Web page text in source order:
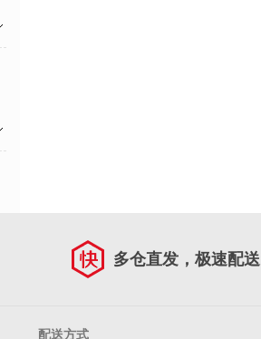
多仓直发，极速配送
配送方式